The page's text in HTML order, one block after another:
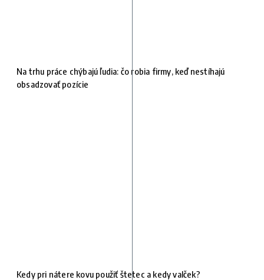
Na trhu práce chýbajú ľudia: čo robia firmy, keď nestíhajú
obsadzovať pozície
Kedy pri nátere kovu použiť štetec a kedy valček?